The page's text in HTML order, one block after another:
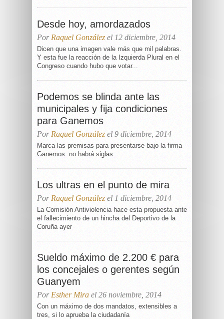
Desde hoy, amordazados
Por Raquel González el 12 diciembre, 2014
Dicen que una imagen vale más que mil palabras.
Y esta fue la reacción de la Izquierda Plural en el
Congreso cuando hubo que votar...
Podemos se blinda ante las
municipales y fija condiciones
para Ganemos
Por Raquel González el 9 diciembre, 2014
Marca las premisas para presentarse bajo la firma
Ganemos: no habrá siglas
Los ultras en el punto de mira
Por Raquel González el 1 diciembre, 2014
La Comisión Antiviolencia hace esta propuesta ante
el fallecimiento de un hincha del Deportivo de la
Coruña ayer
Sueldo máximo de 2.200 € para
los concejales o gerentes según
Guanyem
Por Esther Mira el 26 noviembre, 2014
Con un máximo de dos mandatos, extensibles a
tres, si lo aprueba la ciudadanía